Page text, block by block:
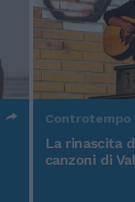
Controtempo
La rinascita
canzoni di